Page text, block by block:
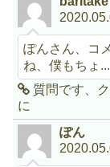
ぽんさん、コ
ね、僕もちょ...
質問です、
に
ぽん